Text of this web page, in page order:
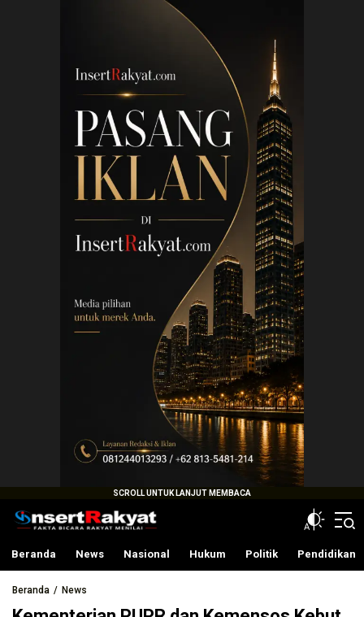
InsertRakyat.com
Fakta Bicara Rakyat Menilai
Beranda News Nasional Hukum Politik Pendidikan
Beranda News